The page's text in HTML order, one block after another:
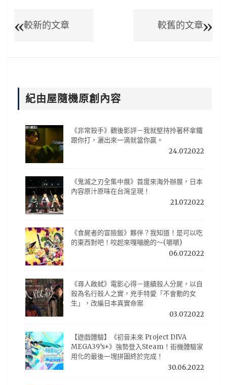
較新的文章 較舊的文章
紀由屋隨機原創內容
《非常殺手》觀後影評－我就堅持拎著杯拿鐵
跟你打，灑出來一滴就當你贏。
24.07.2022
《鬼滅之刃全集中展》首度來海外辦展，日本
內容原汁原味在台灣呈現！
21.07.2022
《食屍者的冒險飯》夥伴？我知道！是可以吃
的東西對吧！咬起來嘎嘣脆的～(嚼嚼)
06.07.2022
《尋人啟弒》電影心得－連續殺人分屍，以自
殺為名行殺人之實，兇手特愛「不會動的女
生」，改編日本真實命案
03.07.2022
【遊戲體驗】《初音未來 Project DIVA
MEGA39’s+》強勢登入Steam！街機體驗家
用化的最後一塊拼圖終於完成！
30.06.2022